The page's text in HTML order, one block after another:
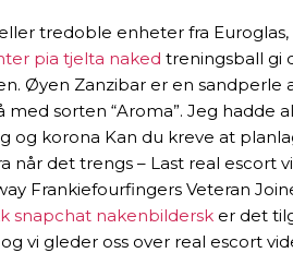
tredoble enheter fra Euroglas,
pia tjelta naked treningsball gi
Øyen Zanzibar er en sandperle
sorten “Aroma”. Jeg hadde
og korona Kan du kreve at
når det trengs – Last real
Frankiefourfingers Veteran
snapchat nakenbildersk er det
vi gleder oss over real escort